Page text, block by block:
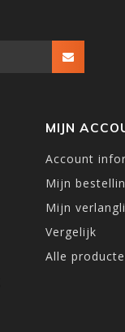
MIJN
Account
Mijn
Mijn
Vergelijk
Alle